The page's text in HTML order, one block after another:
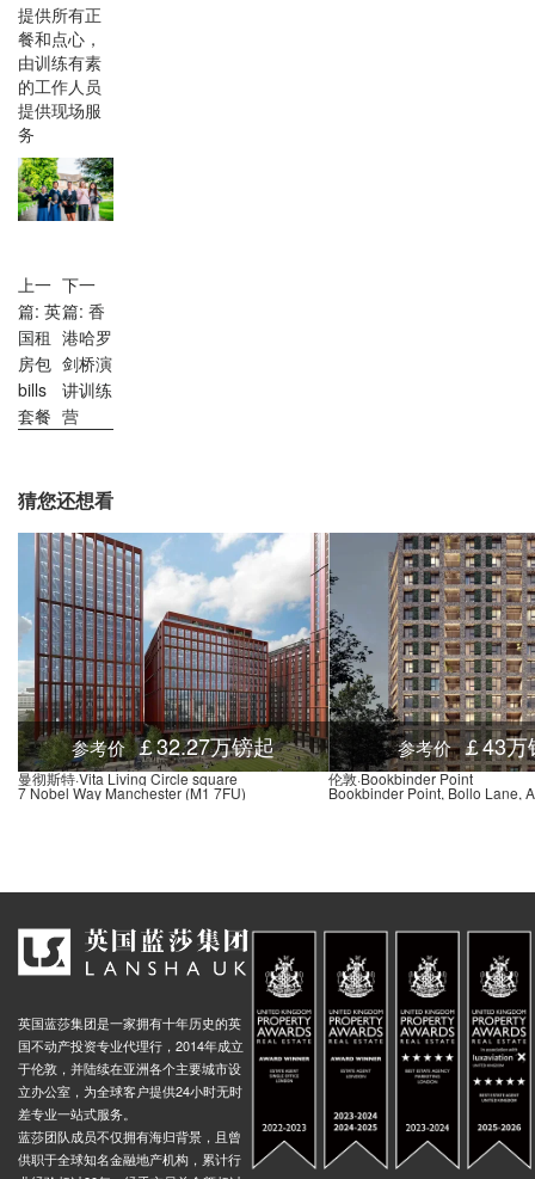
提供所有正
餐和点心，
由训练有素
的工作人员
提供现场服
务
上一
篇: 英
国租
房包
bills
套餐
下一
篇: 香
港哈罗
剑桥演
讲训练
营
猜您还想看
参考价 ￡32.27万镑起
曼彻斯特·Vita Living Circle square
7 Nobel Way Manchester (M1 7FU)
参考价 ￡43万
伦敦·Bookbinder Point
Bookbinder Point, Bollo Lane,
英国蓝莎集团是一家拥有十年历史的英
国不动产投资专业代理行，2014年成立
于伦敦，并陆续在亚洲各个主要城市设
立办公室，为全球客户提供24小时无时
差专业一站式服务。
蓝莎团队成员不仅拥有海归背景，且曾
供职于全球知名金融地产机构，累计行